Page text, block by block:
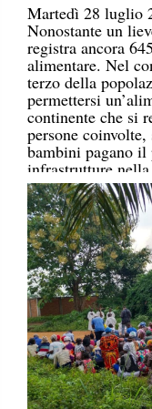
Martedì 28 luglio
Nonostante un
registra ancora
alimentare. Nel
terzo della
permettersi
continente che si
persone
bambini pagano
infrastrutture
un terzo della
latticini.